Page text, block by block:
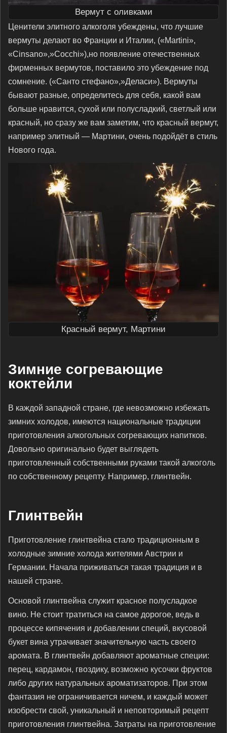
Вермут с оливками
Ценители элитного алкоголя убеждены, что лучшие
вермуты делают во Франции и Италии, («Martini»,
«Cinsano»,»Cocchi»),но появление отечественных
фирменных вермутов, поставило это убеждение под
сомнение. («Санто стефано»,»Деласи»). Вермуты
бывают разные, определитесь для себя, какой вам
больше нравится, сухой или полусладкий, светлый или
красный, но сразу же вам заметим, что красный вермут,
например элитный — Мартини, очень подойдёт в стиль
Нового года.
Красный вермут, Мартини
Зимние согревающие
коктейли
В каждой западной стране, где невозможно избежать
зимних холодов, имеются национальные традиции
приготовления алкогольных согревающих напитков.
Довольно оригинально будет выглядеть
приготовленный собственными руками такой алкоголь
по собственному рецепту. Например, глинтвейн.
Глинтвейн
Приготовление глинтвейна стало традиционным в
холодные зимние холода жителями Австрии и
Германии. Начала приживаться такая традиция и в
нашей стране.
Основой глинтвейна служит красное полусладкое
вино. Не стоит тратиться на самое дорогое, ведь в
процессе кипячения и добавлении специй, вкусовой
букет вина утрачивает значительную часть своего
аромата. В глинтвейн добавляют ароматные специи:
перец, кардамон, гвоздику, возможно кусочки фруктов
либо других натуральных ароматизаторов. При этом
фантазия не ограничивается ничем, и каждый может
изобрести свой, уникальный и неповторимый рецепт
приготовления глинтвейна. Затраты на приготовление